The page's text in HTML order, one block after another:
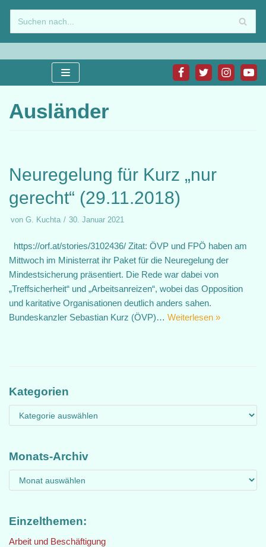
Zum
Inhalt
springen
Ausländer
Neuregelung für Kurz „nur
gerecht“ (29.11.2018)
von G. Kuchta 30. Januar 2021
https://orf.at/stories/3102436/ Zitat: ÖVP und FPÖ haben am
Mittwoch im Ministerrat ihr Paket für die Neuregelung der
Mindestsicherung präsentiert. Die Rede war dabei von
„Treffsicherheit“ und „Arbeitsanreizen“, wobei das Opposition
und karitative Organisationen deutlich anders sahen.
Bundeskanzler Sebastian Kurz (ÖVP)… Weiterlesen »
Kategorien
Monats-Archiv
Einzelthemen:
Arbeit und Beschäftigung